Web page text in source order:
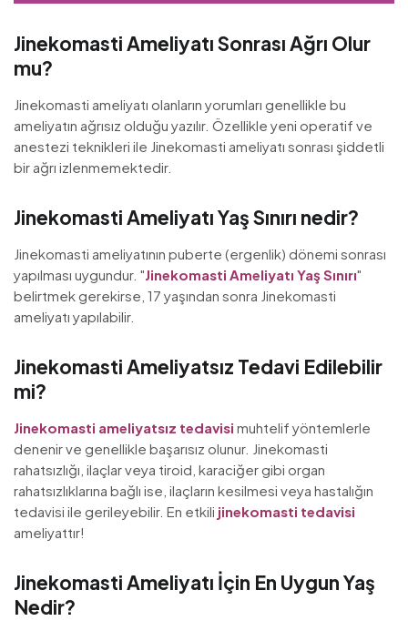
Jinekomasti Ameliyatı Sonrası Ağrı Olur
mu?
Jinekomasti ameliyatı olanların yorumları genellikle bu
ameliyatın ağrısız olduğu yazılır. Özellikle yeni operatif ve
anestezi teknikleri ile Jinekomasti ameliyatı sonrası şiddetli
bir ağrı izlenmemektedir.
Jinekomasti Ameliyatı Yaş Sınırı nedir?
Jinekomasti ameliyatının puberte (ergenlik) dönemi sonrası
yapılması uygundur. "Jinekomasti Ameliyatı Yaş Sınırı"
belirtmek gerekirse, 17 yaşından sonra Jinekomasti
ameliyatı yapılabilir.
Jinekomasti Ameliyatsız Tedavi Edilebilir
mi?
Jinekomasti ameliyatsız tedavisi muhtelif yöntemlerle
denenir ve genellikle başarısız olunur. Jinekomasti
rahatsızlığı, ilaçlar veya tiroid, karaciğer gibi organ
rahatsızlıklarına bağlı ise, ilaçların kesilmesi veya hastalığın
tedavisi ile gerileyebilir. En etkili jinekomasti tedavisi
ameliyattır!
Jinekomasti Ameliyatı İçin En Uygun Yaş
Nedir?